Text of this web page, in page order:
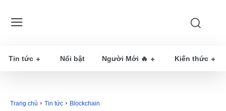
Tin tức Nổi bật Người Mới 🔥 Kiến thức
Trang chủ Tin tức Blockchain